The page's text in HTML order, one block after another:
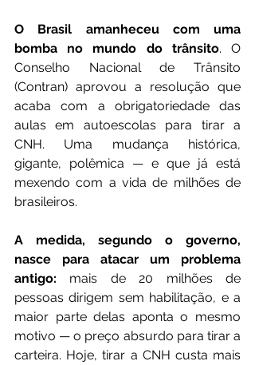
O Brasil amanheceu com uma
bomba no mundo do trânsito. O
Conselho Nacional de Trânsito
(Contran) aprovou a resolução que
acaba com a obrigatoriedade das
aulas em autoescolas para tirar a
CNH. Uma mudança histórica,
gigante, polêmica — e que já está
mexendo com a vida de milhões de
brasileiros.
A medida, segundo o governo,
nasce para atacar um problema
antigo: mais de 20 milhões de
pessoas dirigem sem habilitação, e a
maior parte delas aponta o mesmo
motivo — o preço absurdo para tirar a
carteira. Hoje, tirar a CNH custa mais